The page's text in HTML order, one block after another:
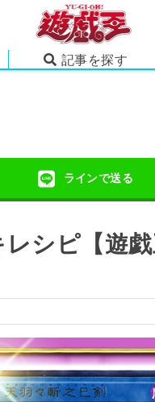
記事を探す
レシピ【遊